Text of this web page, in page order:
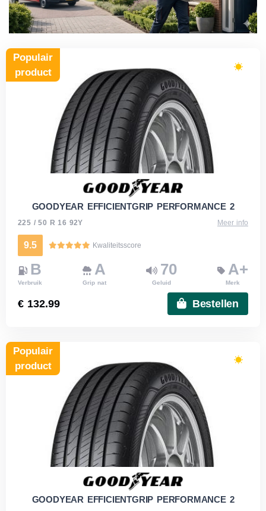
Populair
product
GOODYEAR EFFICIENTGRIP PERFORMANCE 2
225 / 50 R 16 92Y Meer info
9.5 Kwaliteitsscore
B
Verbruik
A
Grip nat
70
Geluid
A+
Merk
€ 132.99 Bestellen
Populair
product
GOODYEAR EFFICIENTGRIP PERFORMANCE 2